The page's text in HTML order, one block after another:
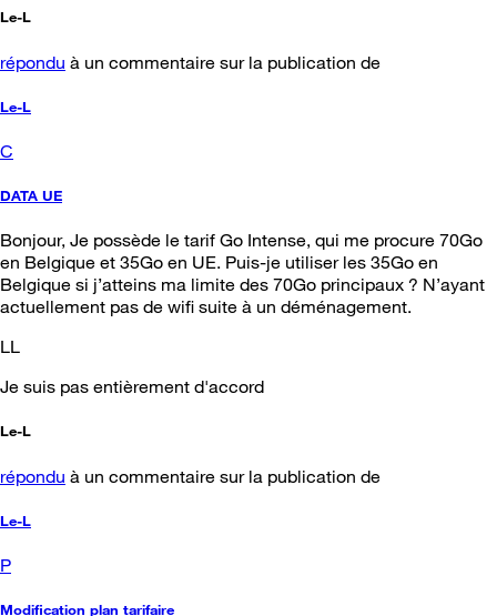
Le-L
répondu à un commentaire sur la publication de
Le-L
C
DATA UE
Bonjour, Je possède le tarif Go Intense, qui me procure 70Go
en Belgique et 35Go en UE. Puis-je utiliser les 35Go en
Belgique si j’atteins ma limite des 70Go principaux ? N’ayant
actuellement pas de wifi suite à un déménagement.
LL
Je suis pas entièrement d'accord
Le-L
répondu à un commentaire sur la publication de
Le-L
P
Modification plan tarifaire